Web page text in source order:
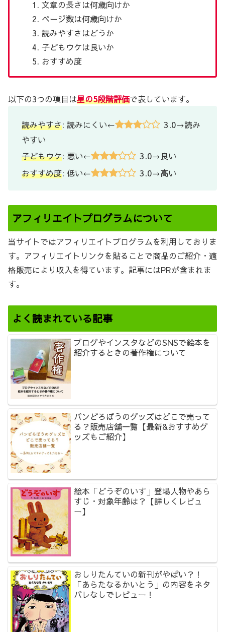
文章の長さは何歳向けか
ページ数は何歳向けか
読みやすさはどうか
子どもウケは良いか
おすすめ度
以下の3つの項目は星の5段階評価で表しています。
読みやすさ: 読みにくい← 3.0→読み
やすい
子どもウケ: 悪い← 3.0→良い
おすすめ度: 低い← 3.0→高い
アフィリエイトプログラムについて
当サイトではアフィリエイトプログラムを利用しておりま
す。アフィリエイトリンクを貼ることで商品のご紹介・適
格販売により収入を得ています。記事にはPRが含まれま
す。
よく読まれている記事
ブログやインスタなどのSNSで絵本を
紹介するときの著作権について
パンどろぼうのグッズはどこで売って
る？販売店舗一覧【最新&おすすめグ
ッズもご紹介】
絵本「どうぞのいす」登場人物やあら
すじ・対象年齢は？【詳しくレビュ
ー】
おしりたんていの新刊がやばい？！
「あらたなるかいとう」の内容をネタ
バレなしでレビュー！